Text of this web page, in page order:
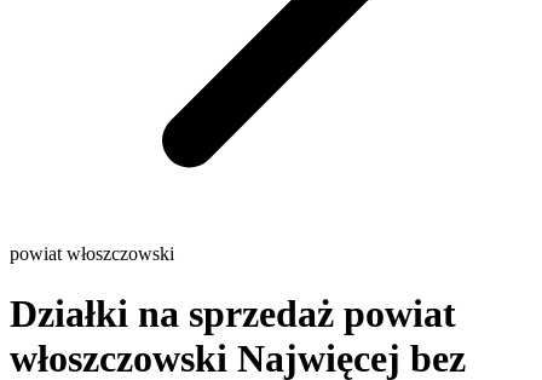
powiat włoszczowski
Działki na sprzedaż powiat
włoszczowski Najwięcej bez